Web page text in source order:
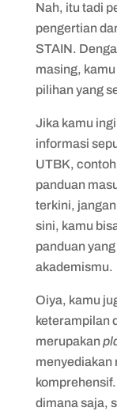
Nah, itu tadi
pengertian
STAIN.
masing,
pilihan yang
Jika kamu
informasi
UTBK,
panduan
terkini,
sini, kamu
panduan
akademismu.
Oiya, kamu
keterampilan
merupakan
menyediakan
dimana saja,